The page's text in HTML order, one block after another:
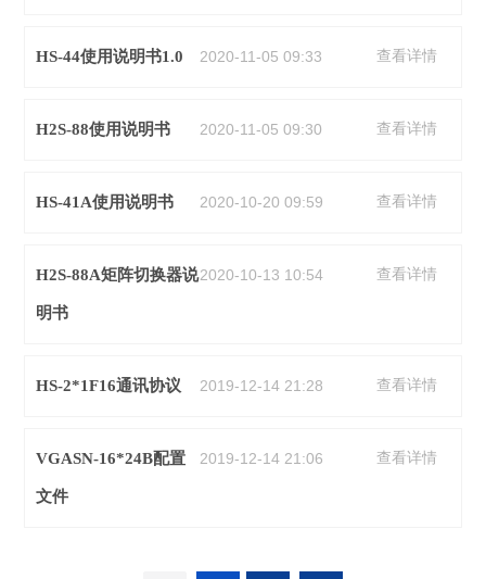
HS-44使用说明书1.0 2020-11-05 09:33 查看详情
H2S-88使用说明书 2020-11-05 09:30 查看详情
HS-41A使用说明书 2020-10-20 09:59 查看详情
H2S-88A矩阵切换器说
明书
2020-10-13 10:54 查看详情
HS-2*1F16通讯协议 2019-12-14 21:28 查看详情
VGASN-16*24B配置
文件
2019-12-14 21:06 查看详情